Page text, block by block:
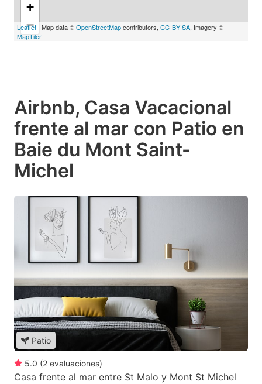
+
−
Leaflet | Map data ©OpenStreetMapcontributors, CC-BY-SA, Imagery ©
MapTiler
Airbnb, Casa Vacacional
frente al mar con Patio en
Baie du Mont Saint-
Michel
Patio
5.0 (2 evaluaciones)
Casa frente al mar entre St Malo y Mont St Michel